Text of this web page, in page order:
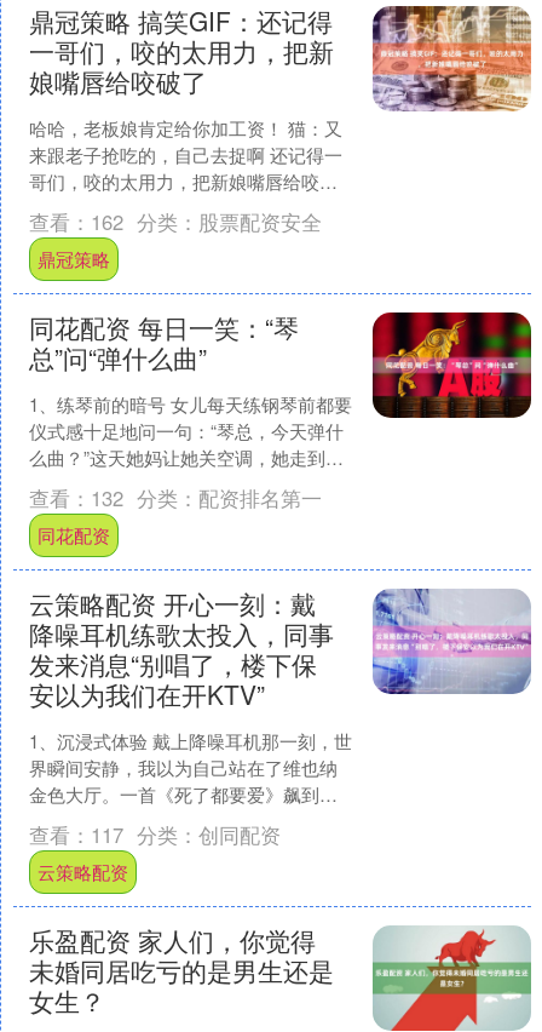
鼎冠策略 搞笑GIF：还记得
一哥们，咬的太用力，把新
娘嘴唇给咬破了
哈哈，老板娘肯定给你加工资！ 猫：又
来跟老子抢吃的，自己去捉啊 还记得一
哥们，咬的太用力，把新娘嘴唇给咬破
了 狗子：在等三个月，到时候非报仇不
可 展开剩余61%....
查看： 162 分类： 股票配资安全
鼎冠策略
同花配资 每日一笑：“琴
总”问“弹什么曲”
1、练琴前的暗号 女儿每天练钢琴前都要
仪式感十足地问一句：“琴总，今天弹什
么曲？”这天她妈让她关空调，她走到客
厅对着立式空调鞠躬：“琴总，请来首凉
快的曲子。”说....
查看： 132 分类： 配资排名第一
同花配资
云策略配资 开心一刻：戴
降噪耳机练歌太投入，同事
发来消息“别唱了，楼下保
安以为我们在开KTV”
1、沉浸式体验 戴上降噪耳机那一刻，世
界瞬间安静，我以为自己站在了维也纳
金色大厅。一首《死了都要爱》飙到高
潮，突然感觉有人拍我肩膀。回头一
看，同事举着手机，屏幕....
查看： 117 分类： 创同配资
云策略配资
乐盈配资 家人们，你觉得
未婚同居吃亏的是男生还是
女生？